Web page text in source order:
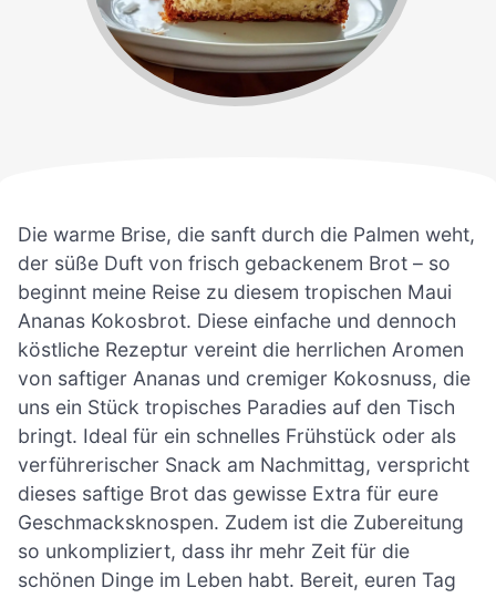
Die warme Brise, die sanft durch die Palmen weht,
der süße Duft von frisch gebackenem Brot – so
beginnt meine Reise zu diesem tropischen Maui
Ananas Kokosbrot. Diese einfache und dennoch
köstliche Rezeptur vereint die herrlichen Aromen
von saftiger Ananas und cremiger Kokosnuss, die
uns ein Stück tropisches Paradies auf den Tisch
bringt. Ideal für ein schnelles Frühstück oder als
verführerischer Snack am Nachmittag, verspricht
dieses saftige Brot das gewisse Extra für eure
Geschmacksknospen. Zudem ist die Zubereitung
so unkompliziert, dass ihr mehr Zeit für die
schönen Dinge im Leben habt. Bereit, euren Tag